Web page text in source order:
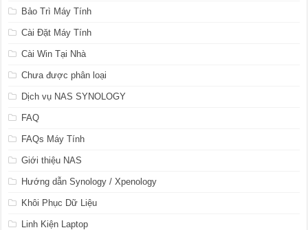
Bảo Trì Máy Tính
Cài Đặt Máy Tính
Cài Win Tại Nhà
Chưa được phân loại
Dịch vụ NAS SYNOLOGY
FAQ
FAQs Máy Tính
Giới thiệu NAS
Hướng dẫn Synology / Xpenology
Khôi Phục Dữ Liệu
Linh Kiện Laptop